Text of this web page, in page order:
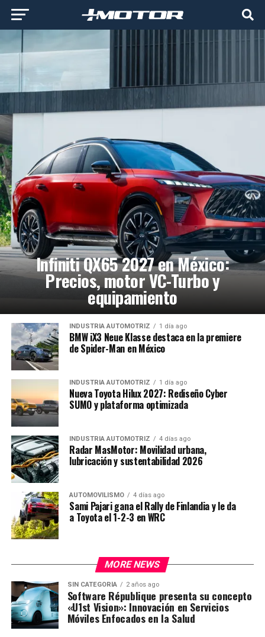
Infiniti QX65 2027 en México:
Precios, motor VC-Turbo y
equipamiento
INDUSTRIA AUTOMOTRIZ 1 día ago
BMW iX3 Neue Klasse destaca en la premiere
de Spider-Man en México
INDUSTRIA AUTOMOTRIZ 1 día ago
Nueva Toyota Hilux 2027: Rediseño Cyber
SUMO y plataforma optimizada
INDUSTRIA AUTOMOTRIZ 4 días ago
Radar MasMotor: Movilidad urbana,
lubricación y sustentabilidad 2026
AUTOMOVILISMO 4 días ago
Sami Pajari gana el Rally de Finlandia y le da
a Toyota el 1-2-3 en WRC
MORE NEWS
SIN CATEGORÍA 2 años ago
Software République presenta su concepto
«U1st Vision»: Innovación en Servicios
Móviles Enfocados en la Salud